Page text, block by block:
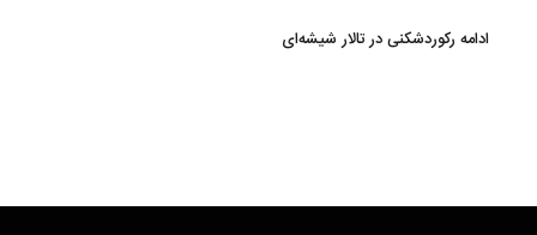
ادامه رکوردشکنی در تالار شیشه‌ای